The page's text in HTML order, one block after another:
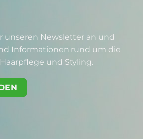
unseren Newsletter an und
Informationen rund um die
und Styling.